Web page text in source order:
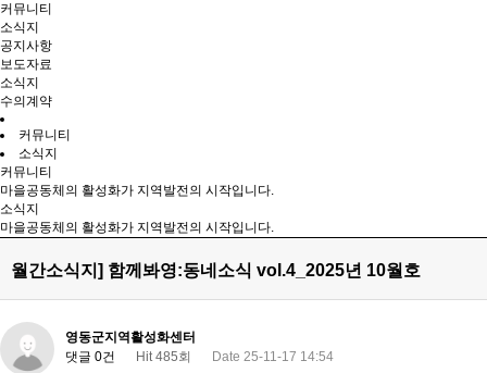
커뮤니티
소식지
공지사항
보도자료
소식지
수의계약
커뮤니티
소식지
커뮤니티
마을공동체의 활성화가 지역발전의 시작입니다.
소식지
마을공동체의 활성화가 지역발전의 시작입니다.
월간소식지] 함께봐영:동네소식 vol.4_2025년 10월호
영동군지역활성화센터
댓글 0건
Hit 485회 Date 25-11-17 14:54